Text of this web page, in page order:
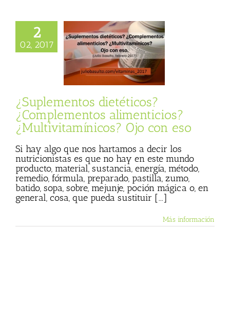
2
02, 2017
dietéticos?
Julio Basulto
¿Suplementos dietéticos?
¿Complementos alimenticios?
¿Multivitamínicos? Ojo con eso
Si hay algo que nos hartamos a decir los
nutricionistas es que no hay en este mundo
producto, material, sustancia, energía, método,
remedio, fórmula, preparado, pastilla, zumo,
batido, sopa, sobre, mejunje, poción mágica o, en
general, cosa, que pueda sustituir [...]
Más información